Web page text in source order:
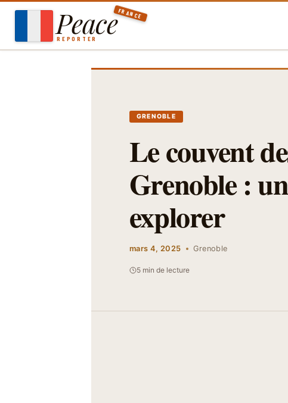
Aller
contenu
Peace
REPORTER
FRANCE
GRENOBLE
Le couvent
Grenoble :
explorer
mars 4, 2025 Grenoble
5 min de lecture